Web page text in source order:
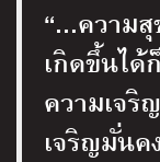
“…ความสุ
เกิดขึ้นได้
ความเจ
เจริญมั่น